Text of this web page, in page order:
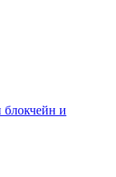
блокчейн и